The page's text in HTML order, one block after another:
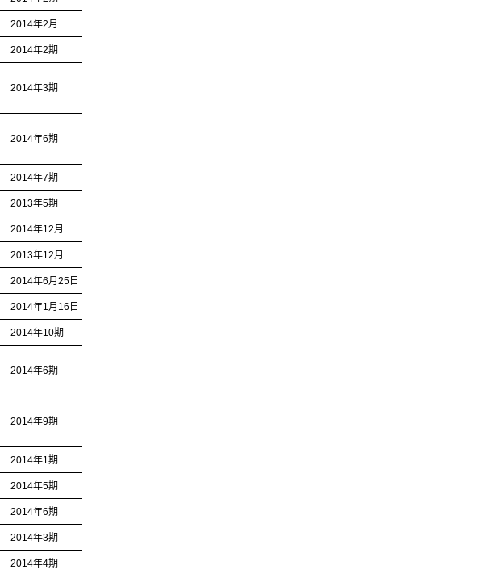
2014年2月
2014年2期
2014年3期
2014年6期
2014年7期
2013年5期
2014年12月
2013年12月
2014年6月25 日
2014年1月 16 日
2014年10期
2014年6期
2014年9期
2014年1期
2014年5期
2014年6期
2014年3期
2014年4期